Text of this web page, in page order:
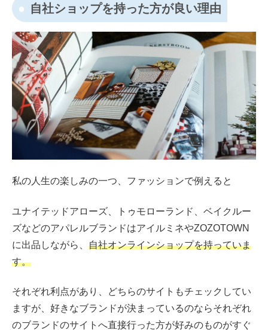
自社ショップを持った方が良い理由
私の人生の楽しみの一つ、ファッションで例えると
ユナイテッドアローズ、トゥモローランド、ベイクルー
ズなどのアパレルブランドはアイルミネやZOZOTOWN
に出品しながら、 自社オンラインショップを持っていま
す。
それぞれ利点があり、どちらのサイトもチェックしてい
ますが、好きなブランドが決まっているのならそれぞれ
のブランドのサイトへ直接行った方が好みのものがすぐ